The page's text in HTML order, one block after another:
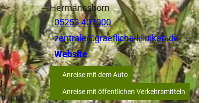
zu
und
Hermannsborn
05253 407000
zentrale@graefliche-kliniken.de
Website
Anreise mit dem Auto
Anreise mit öffentlichen Verkehrsmitteln